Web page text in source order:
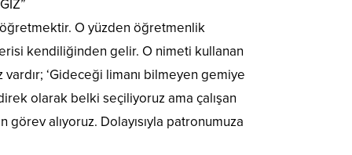
öğretmektir. O yüzden öğretmenlik
kendiliğinden gelir. O nimeti kullanan
‘Gideceği limanı bilmeyen gemiye
olarak belki seçiliyoruz ama çalışan
alıyoruz. Dolayısıyla patronumuza